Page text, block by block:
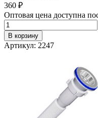
360 ₽
Оптовая цена доступна
В корзину
Артикул: 2247